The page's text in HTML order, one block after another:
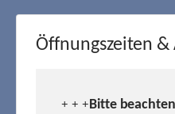
Öffnungszeiten
+ + +Bitte